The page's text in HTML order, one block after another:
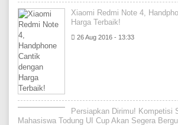
Xiaomi Redmi Note 4,
Harga Terbaik!
26 Aug 2016 - 13:33
Persiapkan Dirimu! Kompetisi
Mahasiswa Todung UI Cup Akan Segera